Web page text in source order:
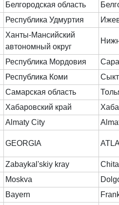
Белгородская область
Республика Удмуртия
Ханты-Мансийский
автономный округ
Республика Мордовия
Республика Коми
Самарская область
Хабаровский край
Almaty City
GEORGIA
Zabaykal'skiy kray
Chita
Moskva
Bayern